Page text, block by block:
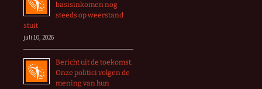
basisinkomen nog
steeds op weerstand
stuit
juli 10, 2026
Bericht uit de toekomst.
Onze politici volgen de
mening van hun